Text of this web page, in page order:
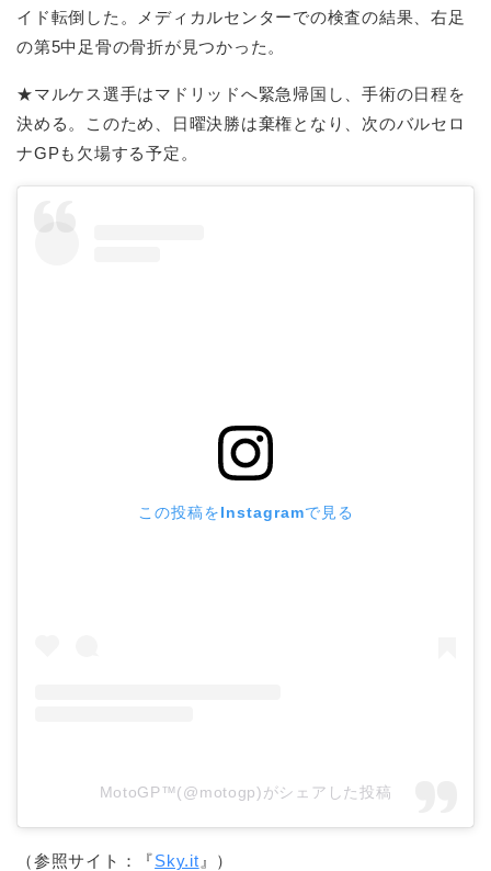
イド転倒した。メディカルセンターでの検査の結果、右足
の第5中足骨の骨折が見つかった。
★マルケス選手はマドリッドへ緊急帰国し、手術の日程を
決める。このため、日曜決勝は棄権となり、次のバルセロ
ナGPも欠場する予定。
この投稿をInstagramで見る
MotoGP™(@motogp)がシェアした投稿
（参照サイト：『Sky.it 』）